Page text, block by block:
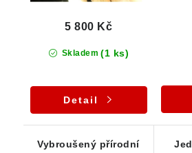
Skladem (1 ks)
5 800 Kč
Detail
Vybroušený přírodní